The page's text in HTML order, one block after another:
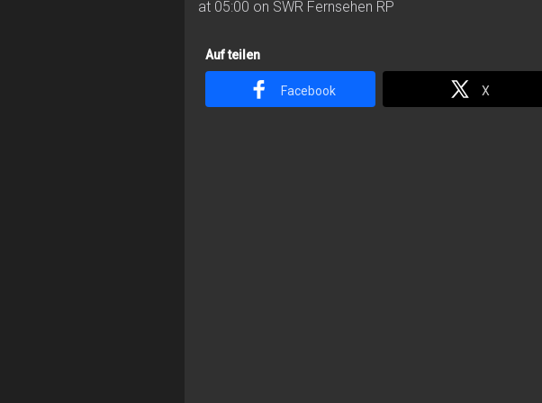
at 05:00 on SWR Fernsehen RP
Auf teilen
Facebook X